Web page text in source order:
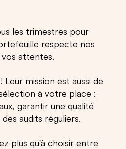
les trimestres pour
respecte nos
attentes.
mission est aussi de
à votre place :
garantir une qualité
audits réguliers.
plus qu'à choisir entre